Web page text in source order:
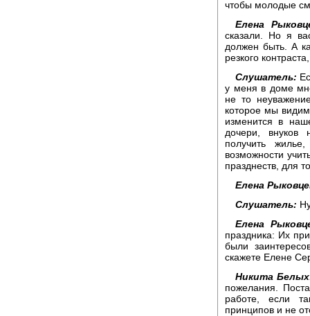
чтобы молодые
Елена
сказали. Но я
должен быть. А
резкого
Слушатель:
у меня в доме
не то
которое мы
изменится в
дочери, внуков
получить
возможности
празднеств, для
Елена
Слушатель:
Елена
праздника: Их
были
скажете Елене
Никита
пожелания.
работе, если
принципов и не